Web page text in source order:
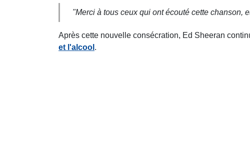
"Merci à tous ceux qui ont écouté cette chanson,
Après cette nouvelle consécration, Ed Sheeran
et l'alcool .